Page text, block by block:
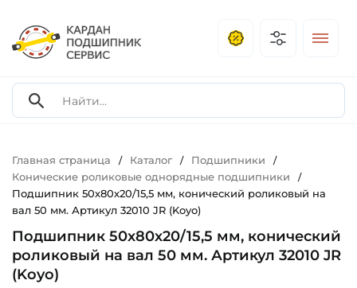
Главная страница / Каталог / Подшипники /
Конические роликовые однорядные подшипники /
Подшипник 50х80х20/15,5 мм, конический роликовый на
вал 50 мм. Артикул 32010 JR (Koyo)
Подшипник 50х80х20/15,5 мм, конический
роликовый на вал 50 мм. Артикул 32010 JR
(Koyo)